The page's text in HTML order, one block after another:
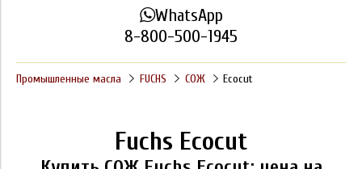
WhatsApp
8-800-500-1945
Промышленные масла FUCHS СОЖ Ecocut
Fuchs Ecocut